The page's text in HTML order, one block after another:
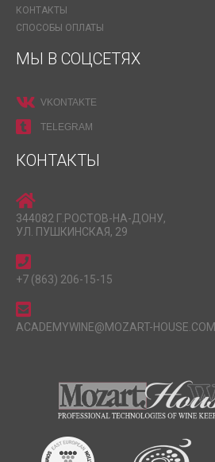
КОНТАКТЫ
СПОСОБЫ ОПЛАТЫ
МЫ В СОЦСЕТЯХ
VKONTAKTE
TELEGRAM
КОНТАКТЫ
344082 Г.РОСТОВ-НА-ДОНУ,
УЛ. ПУШКИНСКАЯ, 29
+7 (863) 206-15-15
ACADEMYWINE@MOZART-HOUSE.COM